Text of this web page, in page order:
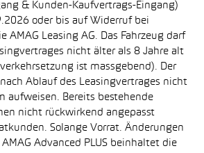
& Kunden-Kaufvertrags-Eingang)
oder bis auf Widerruf bei
AMAG Leasing AG. Das Fahrzeug darf
nicht älter als 8 Jahre alt
ist massgebend). Der
Ablauf des Leasingvertrages nicht
aufweisen. Bereits bestehende
nicht rückwirkend angepasst
Solange Vorrat. Änderungen
Advanced PLUS beinhaltet die